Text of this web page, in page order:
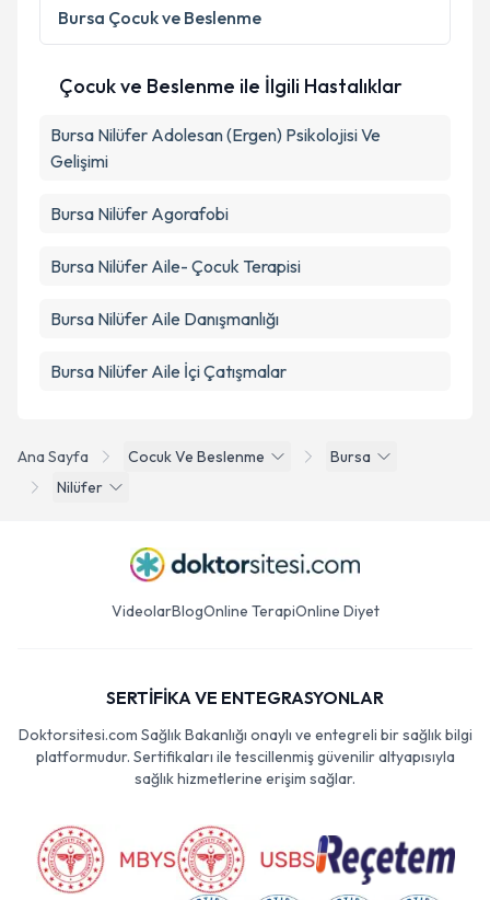
kapsamda işlenmesini kabul ediyorum.
Takvim Talebini Gönder
Ana Sayfa Cocuk Ve Beslenme
Bursa
Nilüfer
Bursa Çocuk ve Beslenme
Çocuk ve Beslenme ile İlgili Hastalıklar
Bursa Nilüfer Adolesan (Ergen) Psikolojisi Ve
Gelişimi
Bursa Nilüfer Agorafobi
Bursa Nilüfer Aile- Çocuk Terapisi
Bursa Nilüfer Aile Danışmanlığı
Bursa Nilüfer Aile İçi Çatışmalar
VideolarBlogOnline TerapiOnline Diyet
SERTİFİKA VE ENTEGRASYONLAR
Doktorsitesi.com Sağlık Bakanlığı onaylı ve entegreli bir sağlık bilgi
platformudur. Sertifikaları ile tescillenmiş güvenilir altyapısıyla
sağlık hizmetlerine erişim sağlar.